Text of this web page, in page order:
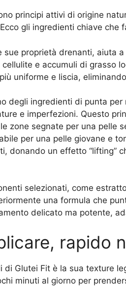
principi attivi di origine
gli ingredienti chiave che
sue proprietà drenanti, aiuta
e accumuli di grasso
uniforme e liscia,
degli ingredienti di punta
e imperfezioni. Questo
zone segnate per una pelle
per una pelle giovane e
donando un effetto “lifting”
selezionati, come
una formula che
delicato ma potente,
rapido
di Glutei Fit è la sua texture
minuti al giorno per